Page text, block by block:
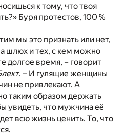
к тому, что твоя
Буря протестов, 100 %
мы это признать или нет,
шлюх и тех, с кем можно
долгое время, – говорит
. – И гулящие женщины
не привлекают. А
таким образом держать
увидеть, что мужчина её
всю жизнь ценить. То, что